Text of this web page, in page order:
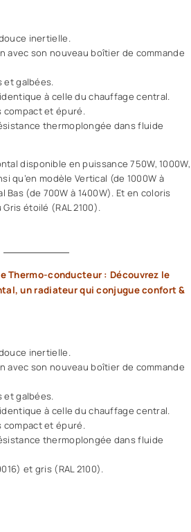
inertielle.
avec son nouveau boîtier de commande
et galbées.
à celle du chauffage central.
compact et épuré.
thermoplongée dans fluide
disponible en puissance 750W, 1000W,
qu’en modèle Vertical (de 1000W à
Bas (de 700W à 1400W). Et en coloris
étoilé (RAL 2100).
Thermo-conducteur : Découvrez le
un radiateur qui conjugue confort &
inertielle.
avec son nouveau boîtier de commande
et galbées.
à celle du chauffage central.
compact et épuré.
thermoplongée dans fluide
et gris (RAL 2100).